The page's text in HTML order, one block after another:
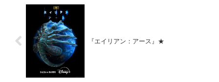
『エイリアン：アース』★